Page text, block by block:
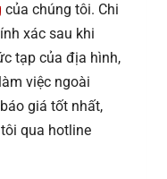
của chúng tôi. Chi
xác sau khi
tạp của địa hình,
việc ngoài
giá tốt nhất,
qua hotline